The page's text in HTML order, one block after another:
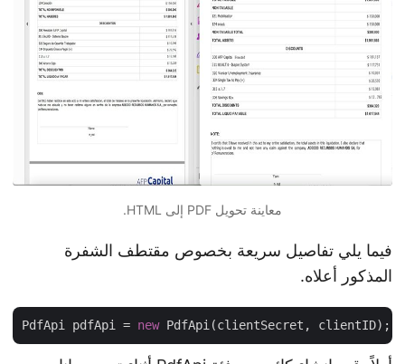
معاينة تحويل PDF إلى HTML.
فيما يلي تفاصيل سريعة بخصوص مقتطف الشفرة
المذكور أعلاه.
PdfApi pdfApi = new